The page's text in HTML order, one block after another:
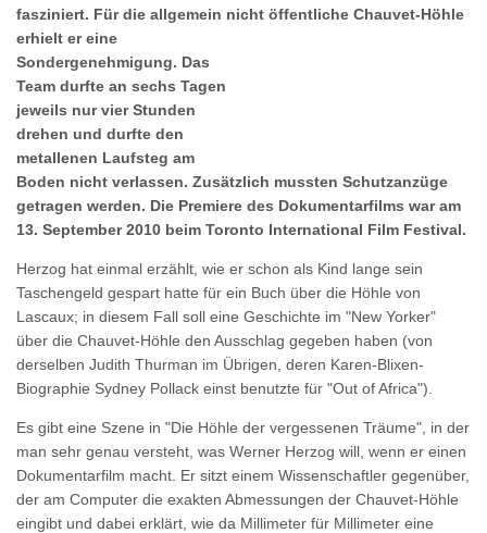
fasziniert. Für die allgemein nicht öffentliche Chauvet-Höhle
erhielt er eine
Sondergenehmigung. Das
Team durfte an sechs Tagen
jeweils nur vier Stunden
drehen und durfte den
metallenen Laufsteg am
Boden nicht verlassen. Zusätzlich mussten Schutzanzüge
getragen werden. Die Premiere des Dokumentarfilms war am
13. September 2010 beim Toronto International Film Festival.
Herzog hat einmal erzählt, wie er schon als Kind lange sein
Taschengeld gespart hatte für ein Buch über die Höhle von
Lascaux; in diesem Fall soll eine Geschichte im "New Yorker"
über die Chauvet-Höhle den Ausschlag gegeben haben (von
derselben Judith Thurman im Übrigen, deren Karen-Blixen-
Biographie Sydney Pollack einst benutzte für "Out of Africa").
Es gibt eine Szene in "Die Höhle der vergessenen Träume", in der
man sehr genau versteht, was Werner Herzog will, wenn er einen
Dokumentarfilm macht. Er sitzt einem Wissenschaftler gegenüber,
der am Computer die exakten Abmessungen der Chauvet-Höhle
eingibt und dabei erklärt, wie da Millimeter für Millimeter eine